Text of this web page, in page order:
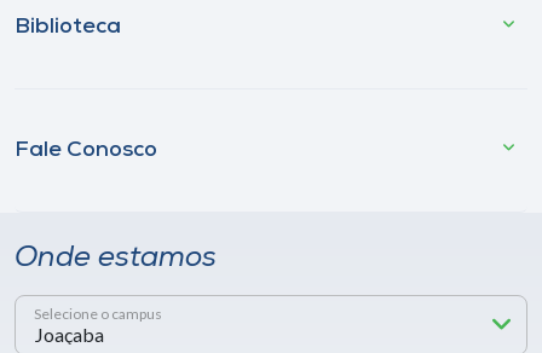
Biblioteca
Fale Conosco
Onde estamos
Selecione o campus